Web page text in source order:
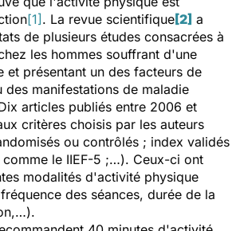
[1] . La revue scientifique [2] a
de plusieurs études consacrées à
les hommes souffrant d'une
et présentant un des facteurs de
des manifestations de maladie
articles publiés entre 2006 et
critères choisis par les auteurs
ou contrôlés ; index validés
le IIEF-5 ;…). Ceux-ci ont
modalités d'activité physique
des séances, durée de la